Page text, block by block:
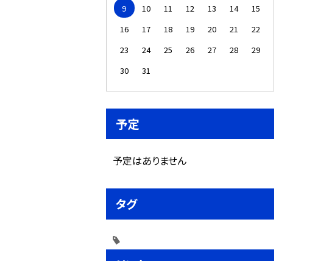
9
10 11 12 13 14
15
16
17 18 19 20 21
22
23
24 25 26 27 28
29
30
31
予定
予定はありません
タグ